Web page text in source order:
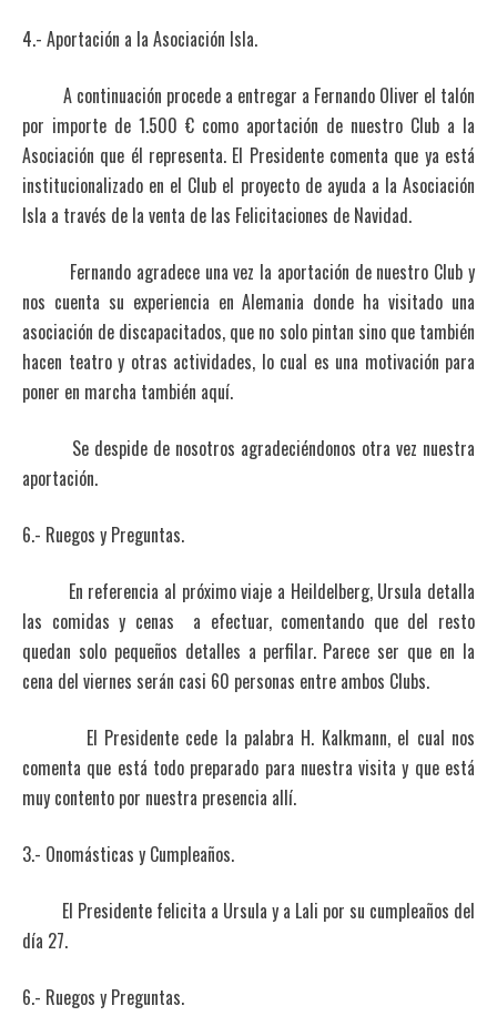
4.- Aportación a la Asociación Isla.
A continuación procede a entregar a Fernando Oliver el talón
por importe de 1.500 € como aportación de nuestro Club a la
Asociación que él representa. El Presidente comenta que ya está
institucionalizado en el Club el proyecto de ayuda a la Asociación
Isla a través de la venta de las Felicitaciones de Navidad.
Fernando agradece una vez la aportación de nuestro Club y
nos cuenta su experiencia en Alemania donde ha visitado una
asociación de discapacitados, que no solo pintan sino que también
hacen teatro y otras actividades, lo cual es una motivación para
poner en marcha también aquí.
Se despide de nosotros agradeciéndonos otra vez nuestra
aportación.
6.- Ruegos y Preguntas.
En referencia al próximo viaje a Heildelberg, Ursula detalla
las comidas y cenas a efectuar, comentando que del resto
quedan solo pequeños detalles a perfilar. Parece ser que en la
cena del viernes serán casi 60 personas entre ambos Clubs.
El Presidente cede la palabra H. Kalkmann, el cual nos
comenta que está todo preparado para nuestra visita y que está
muy contento por nuestra presencia allí.
3.- Onomásticas y Cumpleaños.
El Presidente felicita a Ursula y a Lali por su cumpleaños del
día 27.
6.- Ruegos y Preguntas.